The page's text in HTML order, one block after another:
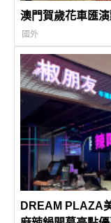
澳門賀歲花車匯
國外
DREAM PLAZA